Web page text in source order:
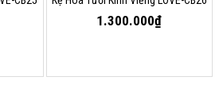
1.300.000₫